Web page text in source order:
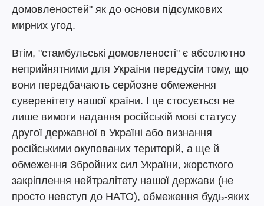
домовленостей" як до основи підсумкових
мирних угод.
Втім, "стамбульські домовленості" є абсолютно
неприйнятними для України передусім тому, що
вони передбачають серйозне обмеження
суверенітету нашої країни. І це стосується не
лише вимоги надання російській мові статусу
другої державної в Україні або визнання
російськими окупованих територій, а ще й
обмеження Збройних сил України, жорсткого
закріплення нейтралітету нашої держави (не
просто невступ до НАТО), обмеження будь-яких